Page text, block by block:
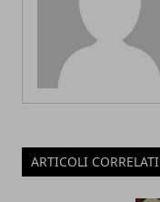
ARTICOLI CORRELATI